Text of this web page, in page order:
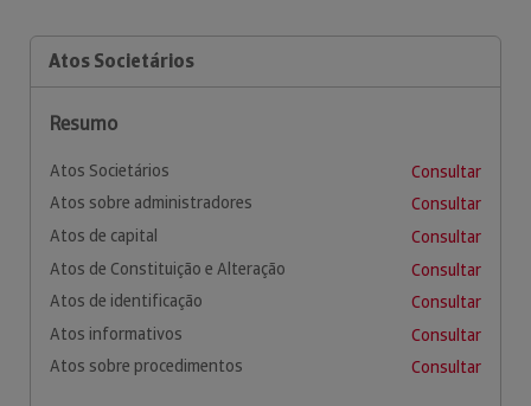
Atos Societários
Resumo
Atos Societários
Consultar
Atos sobre administradores
Consultar
Atos de capital
Consultar
Atos de Constituição e Alteração
Consultar
Atos de identificação
Consultar
Atos informativos
Consultar
Atos sobre procedimentos
Consultar